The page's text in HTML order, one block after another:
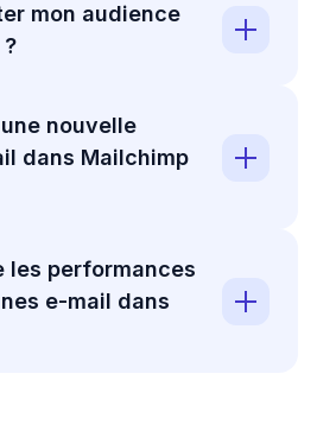
mon audience
nouvelle
dans Mailchimp
les performances
e-mail dans